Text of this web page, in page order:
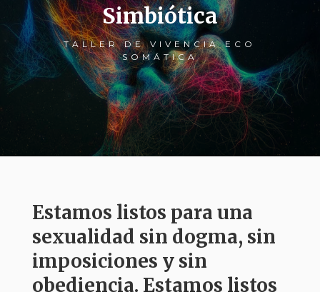
Simbiótica
TALLER DE VIVENCIA ECO
SOMÁTICA
Estamos listos para una
sexualidad sin dogma, sin
imposiciones y sin
obediencia. Estamos listos